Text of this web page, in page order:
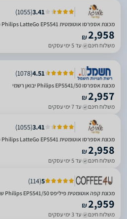
3.41
(
1055
)
מכונת אספרסו אוטומטית Philips LatteGo EP5541 פיליפס
2,958
₪
משלוח חינם עד 5 ימי עסקים
4.51
(
1078
)
מכונת אספרסו Philips EP5541/50 יבואן רשמי
₪2,957
משלוח חינם עד 7 ימי עסקים
3.41
(
1055
)
מכונת אספרסו אוטומטית Philips LatteGo EP5541 פיליפס
₪2,958
משלוח חינם עד 5 ימי עסקים
5
(
114
)
מכונת קפה אוטומטית פיליפס Philips EP5541/50 שחור
₪2,959
משלוח חינם עד 3 ימי עסקים